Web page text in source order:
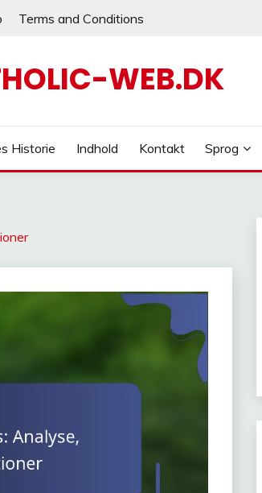
Terms and Conditions
WEB.DK
Historie Indhold Kontakt Sprog